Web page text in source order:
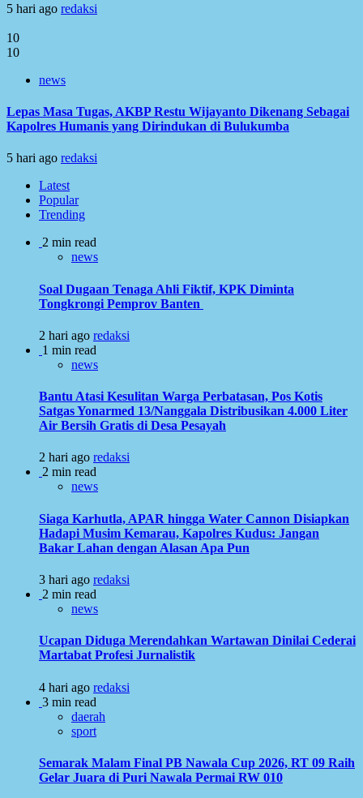
5 hari ago redaksi
10
10
news
Lepas Masa Tugas, AKBP Restu Wijayanto Dikenang Sebagai
Kapolres Humanis yang Dirindukan di Bulukumba
5 hari ago redaksi
Latest
Popular
Trending
2 min read
news
Soal Dugaan Tenaga Ahli Fiktif, KPK Diminta
Tongkrongi Pemprov Banten
2 hari ago redaksi
1 min read
news
Bantu Atasi Kesulitan Warga Perbatasan, Pos Kotis
Satgas Yonarmed 13/Nanggala Distribusikan 4.000 Liter
Air Bersih Gratis di Desa Pesayah
2 hari ago redaksi
2 min read
news
Siaga Karhutla, APAR hingga Water Cannon Disiapkan
Hadapi Musim Kemarau, Kapolres Kudus: Jangan
Bakar Lahan dengan Alasan Apa Pun
3 hari ago redaksi
2 min read
news
Ucapan Diduga Merendahkan Wartawan Dinilai Cederai
Martabat Profesi Jurnalistik
4 hari ago redaksi
3 min read
daerah
sport
Semarak Malam Final PB Nawala Cup 2026, RT 09 Raih
Gelar Juara di Puri Nawala Permai RW 010